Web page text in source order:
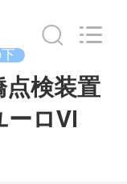
検装置
ーロVI